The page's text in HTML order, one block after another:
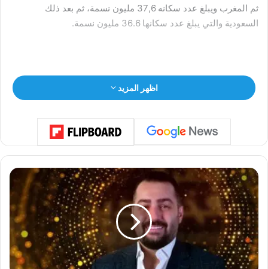
ثم المغرب ويبلغ عدد سكانه 37,6 مليون نسمة، ثم بعد ذلك
السعودية والتي يبلغ عدد سكانها 36.6 مليون نسمة.
سوريا بـ22.6 مليون نسمة في المرتبة السابعة.
تأتي الصومال في المرتبة الثامنة حيث يبلغ عدد سكانها 17.8 مليون
نسمة، وبعد ذلك تونس 12.4 مليون نسمة.
وفي المرتبة العاشرة تأتي الأردن 11.2 مليون نسمة، والإمارات بعد
ذلك بـ9.4 مليون نسمة، ثم ليبيا 6.8 مليون نسمة، ولبنان 5.4 مليون
نسمة، وفلسطين 5.2 مليون نسمة، وموريتانيا 4.7 مليون نسمة.
اظهر المزيد
ا
ل
ف
ن
ا
ن
ن